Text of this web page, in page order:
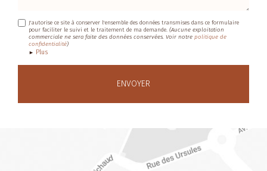
J'autorise ce site à conserver l'ensemble des données transmises dans ce formulaire
pour faciliter le suivi et le traitement de ma demande.(Aucune exploitation
commerciale ne sera faite des données conservées. Voir notrepolitique de
confidentialité)
Plus